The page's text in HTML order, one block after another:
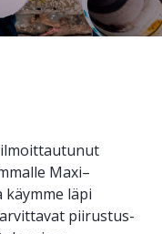
Maxi–
käymme läpi
piirustus-